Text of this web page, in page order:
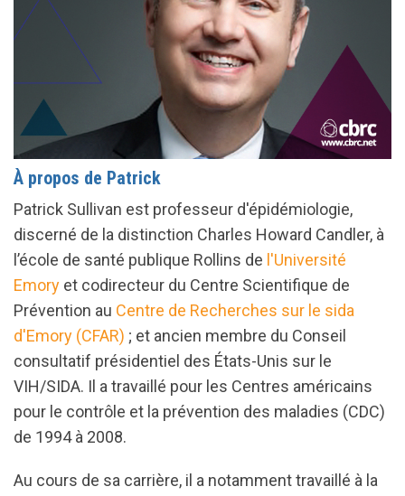
À propos de Patrick
Patrick Sullivan est professeur d'épidémiologie,
discerné de la distinction Charles Howard Candler, à
l’école de santé publique Rollins de l'Université
Emory et codirecteur du Centre Scientifique de
Prévention au Centre de Recherches sur le sida
d'Emory (CFAR) ; et ancien membre du Conseil
consultatif présidentiel des États-Unis sur le
VIH/SIDA. Il a travaillé pour les Centres américains
pour le contrôle et la prévention des maladies (CDC)
de 1994 à 2008.
Au cours de sa carrière, il a notamment travaillé à la